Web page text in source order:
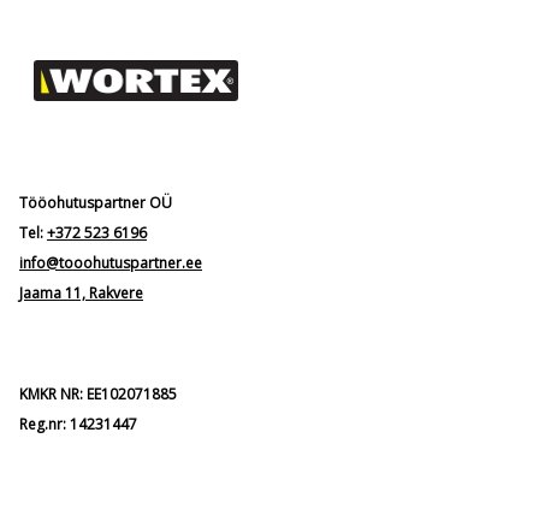
Tööohutuspartner OÜ
Tel:+372 523 6196
info@tooohutuspartner.ee
Jaama 11, Rakvere
KMKR NR: EE102071885
Reg.nr: 14231447